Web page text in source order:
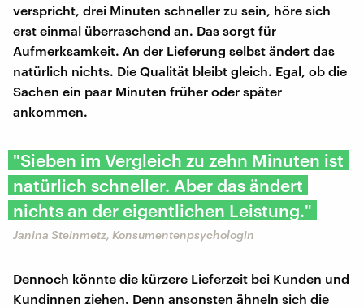
verspricht, drei Minuten schneller zu sein, höre sich
erst einmal überraschend an. Das sorgt für
Aufmerksamkeit. An der Lieferung selbst ändert das
natürlich nichts. Die Qualität bleibt gleich. Egal, ob die
Sachen ein paar Minuten früher oder später
ankommen.
"Sieben im Vergleich zu zehn Minuten ist
natürlich schneller. Aber das ändert
nichts an der eigentlichen Leistung."
Janina Steinmetz, Konsumentenpsychologin
Dennoch könnte die kürzere Lieferzeit bei Kunden und
Kundinnen ziehen. Denn ansonsten ähneln sich die